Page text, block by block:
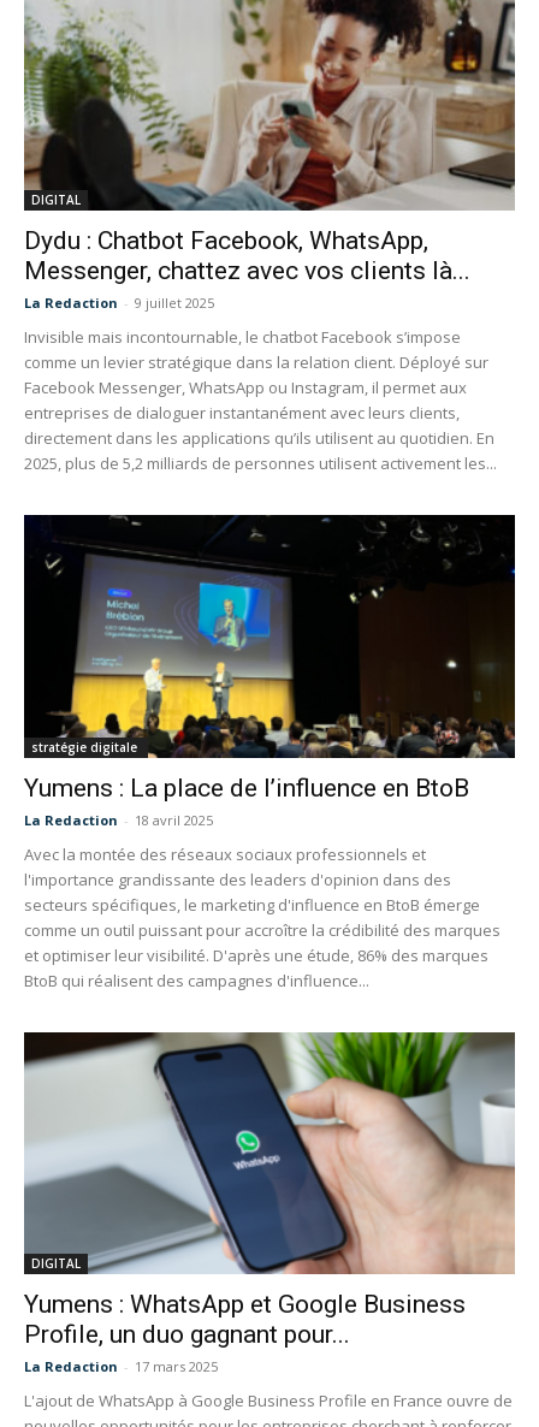
DIGITAL
Dydu : Chatbot Facebook, WhatsApp,
Messenger, chattez avec vos clients là...
La Redaction - 9 juillet 2025
Invisible mais incontournable, le chatbot Facebook s’impose
comme un levier stratégique dans la relation client. Déployé sur
Facebook Messenger, WhatsApp ou Instagram, il permet aux
entreprises de dialoguer instantanément avec leurs clients,
directement dans les applications qu’ils utilisent au quotidien. En
2025, plus de 5,2 milliards de personnes utilisent activement les...
stratégie digitale
Yumens : La place de l’influence en BtoB
La Redaction - 18 avril 2025
Avec la montée des réseaux sociaux professionnels et
l'importance grandissante des leaders d'opinion dans des
secteurs spécifiques, le marketing d'influence en BtoB émerge
comme un outil puissant pour accroître la crédibilité des marques
et optimiser leur visibilité. D'après une étude, 86% des marques
BtoB qui réalisent des campagnes d'influence...
DIGITAL
Yumens : WhatsApp et Google Business
Profile, un duo gagnant pour...
La Redaction - 17 mars 2025
L'ajout de WhatsApp à Google Business Profile en France ouvre de